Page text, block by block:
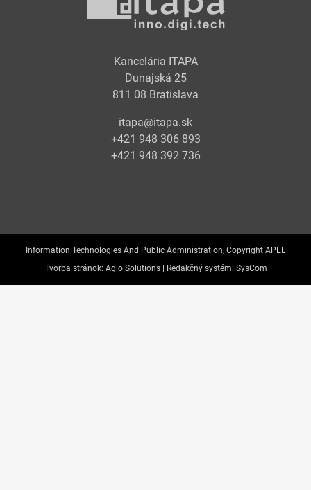
Kancelária ITAPA
Dunajská 25
811 08 Bratislava
itapa@itapa.sk
+421 948 306 893
+421 948 392 736
Information Technologies And Public Administration, Copyright APEL
Tvorba stránok: Aglo Solutions | Redakčný systém: SysCom